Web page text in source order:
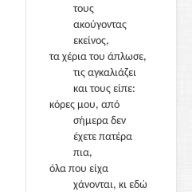
τους
ακούγοντας
εκείνος,
τα χέρια του άπλωσε,
τις αγκαλιάζει
και τους είπε:
κόρες μου, από
σήμερα δεν
έχετε πατέρα
πια,
όλα που είχα
χάνονται, κι εδώ